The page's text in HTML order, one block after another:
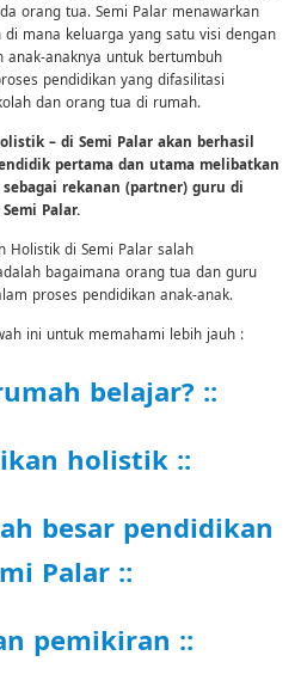
orang tua. Semi Palar menawarkan
mana keluarga yang satu visi dengan
anak-anaknya untuk bertumbuh
pendidikan yang difasilitasi
dan orang tua di rumah.
– di Semi Palar akan berhasil
pertama dan utama melibatkan
rekanan (partner) guru di
Palar.
Holistik di Semi Palar salah
bagaimana orang tua dan guru
proses pendidikan anak-anak.
ini untuk memahami lebih jauh :
belajar? ::
holistik ::
besar pendidikan
Palar ::
pemikiran ::